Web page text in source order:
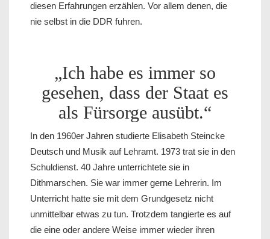
diesen Erfahrungen erzählen. Vor allem denen, die
nie selbst in die DDR fuhren.
„Ich habe es immer so
gesehen, dass der Staat es
als Fürsorge ausübt.“
In den 1960er Jahren studierte Elisabeth Steincke
Deutsch und Musik auf Lehramt. 1973 trat sie in den
Schuldienst. 40 Jahre unterrichtete sie in
Dithmarschen. Sie war immer gerne Lehrerin. Im
Unterricht hatte sie mit dem Grundgesetz nicht
unmittelbar etwas zu tun. Trotzdem tangierte es auf
die eine oder andere Weise immer wieder ihren